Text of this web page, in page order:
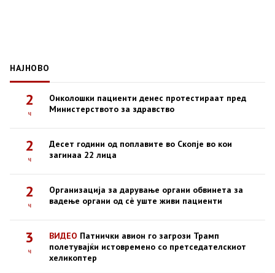
НАЈНОВО
2
ч
Онколошки пациенти денес протестираат пред
Министерството за здравство
2
ч
Десет години од поплавите во Скопје во кои
загинаа 22 лица
2
ч
Организација за дарување органи обвинета за
вадење органи од сè уште живи пациенти
3
ч
ВИДЕО Патнички авион го загрози Трамп
полетувајќи истовремено со претседателскиот
хеликоптер